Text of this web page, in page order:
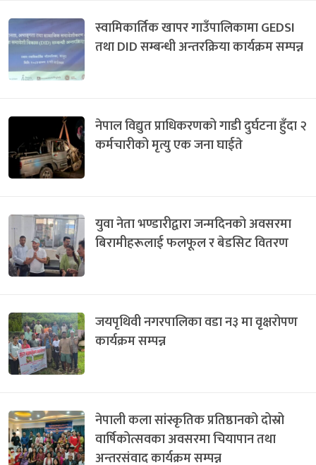
स्वामिकार्तिक खापर गाउँपालिकामा GEDSI
तथा DID सम्बन्धी अन्तरक्रिया कार्यक्रम सम्पन्न
नेपाल विद्युत प्राधिकरणको गाडी दुर्घटना हुँदा २
कर्मचारीको मृत्यु एक जना घाईते
युवा नेता भण्डारीद्वारा जन्मदिनको अवसरमा
बिरामीहरूलाई फलफूल र बेडसिट वितरण
जयपृथिवी नगरपालिका वडा न३ मा वृक्षरोपण
कार्यक्रम सम्पन्न
नेपाली कला सांस्कृतिक प्रतिष्ठानको दोस्रो
वार्षिकोत्सवका अवसरमा चियापान तथा
अन्तरसंवाद कार्यक्रम सम्पन्न